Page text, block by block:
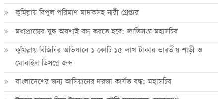
কুমিল্লায় বিপুল পরিমাণ মাদকসহ নারী গ্রেপ্তার
মধ্যপ্রাচ্যের যুদ্ধ অবশ্যই বন্ধ করতে হবে: জাতিসংঘ মহাসচিব
কুমিল্লায় বিজিবির অভিযানে ১ কোটি ১৫ লাখ টাকার ভারতীয় শাড়ী ও
মোবাইল ডিসপ্লে জব্দ
বাংলাদেশের জন্য আসিয়ানের দরজা কার্যত বন্ধ: মহাসচিব